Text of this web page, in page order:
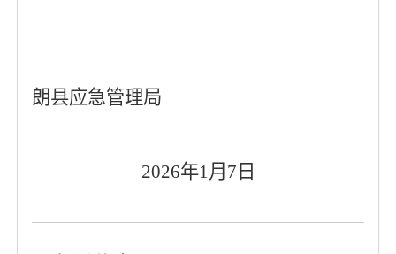
朗县应急管理局
2026年1月 7 日